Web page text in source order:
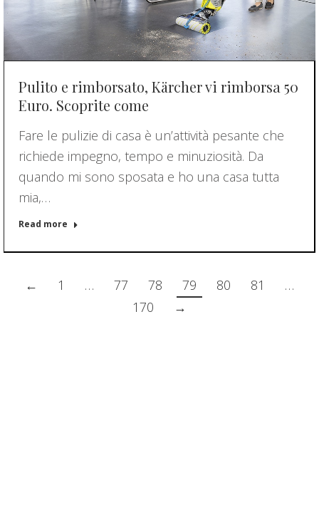
Pulito e rimborsato, Kärcher vi rimborsa 50
Euro. Scoprite come
Fare le pulizie di casa è un’attività pesante che
richiede impegno, tempo e minuziosità. Da
quando mi sono sposata e ho una casa tutta
mia,…
Read more
← 1 … 77 78 79 80 81
…
170
→